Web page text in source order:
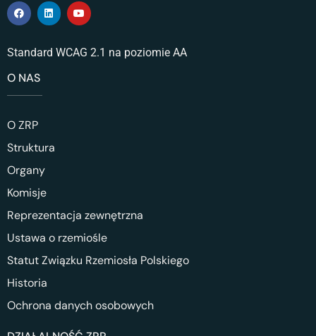
Standard WCAG 2.1 na poziomie AA
O NAS
O ZRP
Struktura
Organy
Komisje
Reprezentacja zewnętrzna
Ustawa o rzemiośle
Statut Związku Rzemiosła Polskiego
Historia
Ochrona danych osobowych